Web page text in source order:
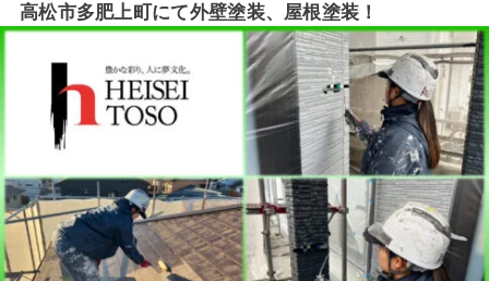
高松市多肥上町にて外壁塗装、屋根塗装！